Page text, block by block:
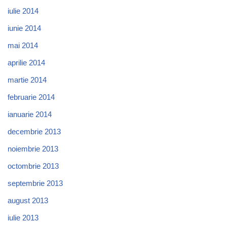
iulie 2014
iunie 2014
mai 2014
aprilie 2014
martie 2014
februarie 2014
ianuarie 2014
decembrie 2013
noiembrie 2013
octombrie 2013
septembrie 2013
august 2013
iulie 2013